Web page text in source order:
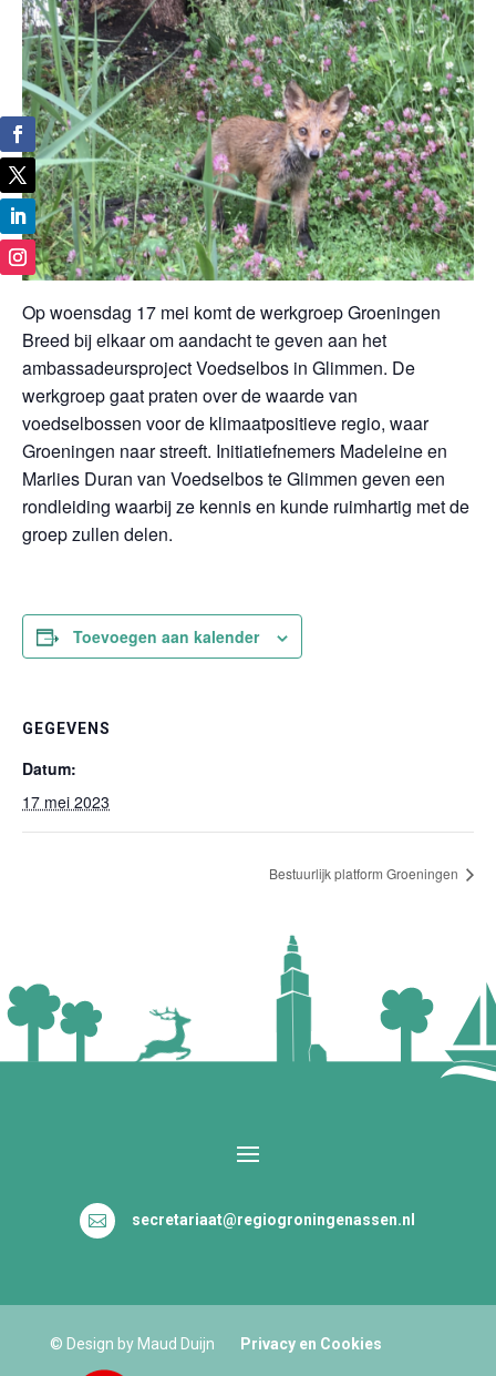
Op woensdag 17 mei komt de werkgroep Groeningen
Breed bij elkaar om aandacht te geven aan het
ambassadeursproject Voedselbos in Glimmen. De
werkgroep gaat praten over de waarde van
voedselbossen voor de klimaatpositieve regio, waar
Groeningen naar streeft. Initiatiefnemers Madeleine en
Marlies Duran van Voedselbos te Glimmen geven een
rondleiding waarbij ze kennis en kunde ruimhartig met de
groep zullen delen.
Toevoegen aan kalender
GEGEVENS
Datum:
17 mei 2023
Bestuurlijk platform Groeningen
 secretariaat@regiogroningenassen.nl
© Design by Maud Duijn Privacy en Cookies